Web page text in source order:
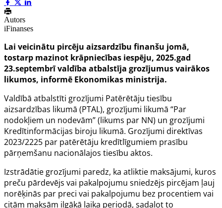
Autors
iFinanses
Lai veicinātu pircēju aizsardzību finanšu jomā,
tostarp mazinot krāpniecības iespēju, 2025.gad
23.septembrī valdība atbalstīja grozījumus vairākos
likumos, informē Ekonomikas ministrija.
Valdībā atbalstīti grozījumi Patērētāju tiesību
aizsardzības likumā (PTAL), grozījumi likumā “Par
nodokļiem un nodevām” (likums par NN) un grozījumi
Kredītinformācijas biroju likumā. Grozījumi direktīvas
2023/2225 par patērētāju kredītlīgumiem prasību
pārņemšanu nacionālajos tiesību aktos.
Izstrādātie grozījumi paredz, ka atliktie maksājumi, kuros
preču pārdevējs vai pakalpojumu sniedzējs pircējam ļauj
norēķinās par preci vai pakalpojumu bez procentiem vai
citām maksām ilgākā laika periodā, sadalot to